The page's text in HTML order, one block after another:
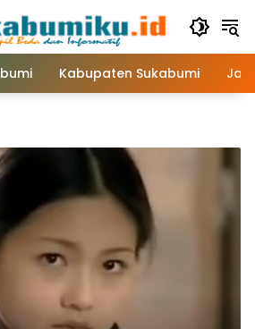
Kabupaten Sukabumi